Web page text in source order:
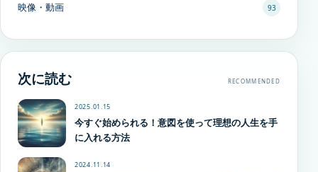
映像・動画 93
次に読む RECOMMENDED
2025.01.15
今すぐ始められる！意図を使って理想の人生を手
に入れる方法
2024.11.14